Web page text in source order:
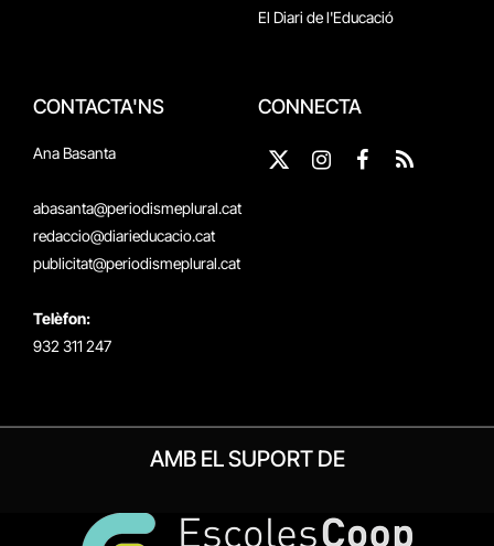
El Diari de l'Educació
CONTACTA'NS
Ana Basanta
abasanta@periodismeplural.cat
redaccio@diarieducacio.cat
publicitat@periodismeplural.cat
Telèfon:
932 311 247
CONNECTA
X
Instagram
Facebook
RSS
AMB EL SUPORT DE